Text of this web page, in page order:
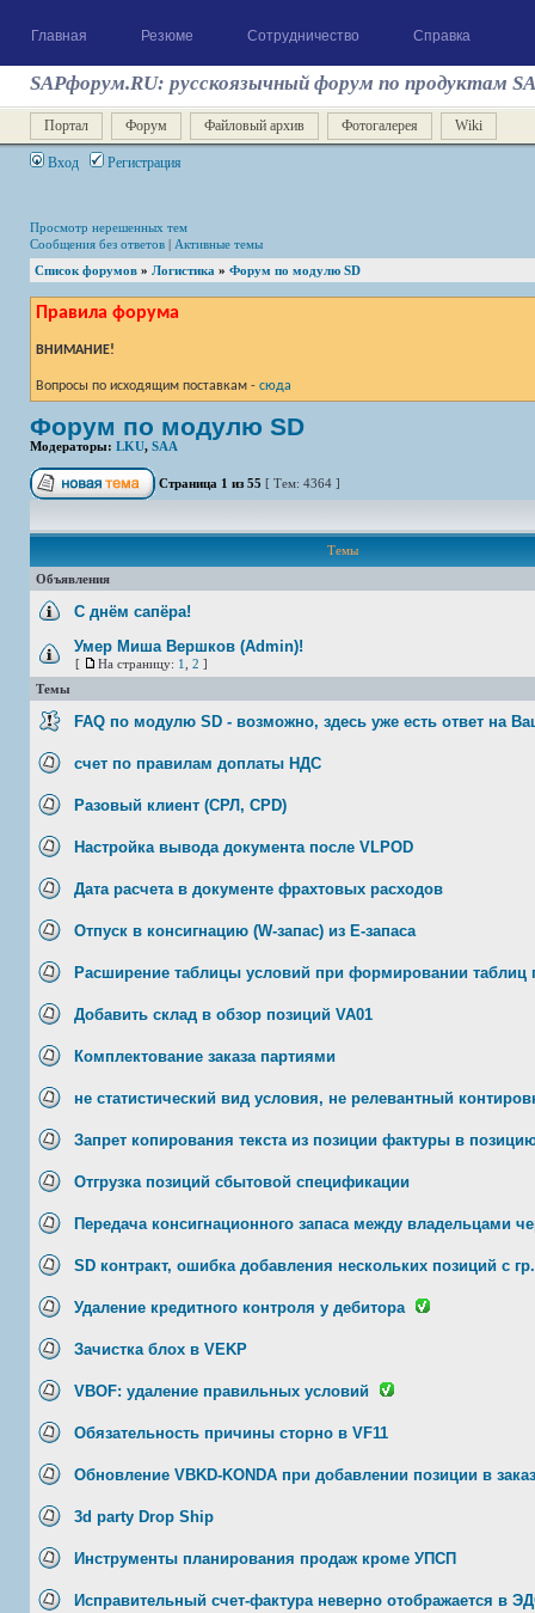
Главная Резюме Сотрудничество Справка
SAPфорум.RU: русскоязычный форум по продуктам
Портал Форум Файловый архив Фотогалерея Wiki
Вход Регистрация
Просмотр нерешенных тем
Сообщения без ответов | Активные темы
Список форумов » Логистика » Форум по модулю SD
Правила форума
ВНИМАНИЕ!
Вопросы по исходящим поставкам - сюда
Форум по модулю SD
Модераторы: LKU, SAA
Страница 1 из 55 [ Тем: 4364 ]
Темы
Объявления
С днём сапёра!
Умер Миша Вершков (Admin)!
[ На страницу: 1 2 ]
Темы
FAQ по модулю SD - возможно, здесь уже есть ответ на
счет по правилам доплаты НДС
Разовый клиент (СРЛ, CPD)
Настройка вывода документа после VLPOD
Дата расчета в документе фрахтовых расходов
Отпуск в консигнацию (W-запас) из Е-запаса
Расширение таблицы условий при формировании таблиц
Добавить склад в обзор позиций VA01
Комплектование заказа партиями
не статистический вид условия, не релевантный
Запрет копирования текста из позиции фактуры в позицию
Отгрузка позиций сбытовой спецификации
Передача консигнационного запаса между владельцами
SD контракт, ошибка добавления нескольких позиций с
Удаление кредитного контроля у дебитора
Зачистка блох в VEKP
VBOF: удаление правильных условий
Обязательность причины сторно в VF11
Обновление VBKD-KONDA при добавлении позиции в заказ
3d party Drop Ship
Инструменты планирования продаж кроме УПСП
Исправительный счет-фактура неверно отображается в